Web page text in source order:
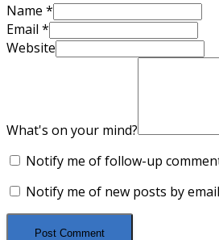
Name *
Email *
Website
What's on your mind?
Notify me of follow-up
Notify me of new posts by